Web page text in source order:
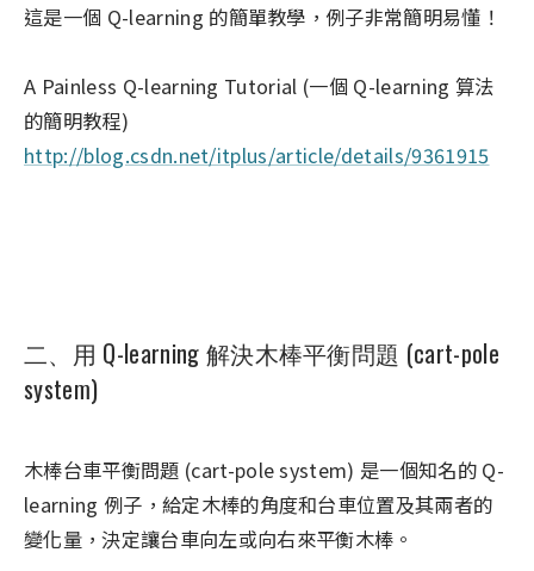
這是一個 Q-learning 的簡單教學，例子非常簡明易懂！
A Painless Q-learning Tutorial (一個 Q-learning 算法
的簡明教程)
http://blog.csdn.net/itplus/article/details/9361915
二、用 Q-learning 解決木棒平衡問題 (cart-pole
system)
木棒台車平衡問題 (cart-pole system) 是一個知名的 Q-
learning 例子，給定木棒的角度和台車位置及其兩者的
變化量，決定讓台車向左或向右來平衡木棒。